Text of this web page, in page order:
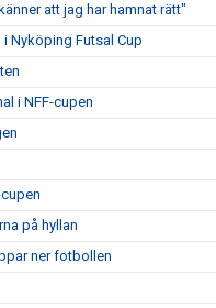
att jag har hamnat rätt"
Nyköping Futsal Cup
i NFF-cupen
på hyllan
ner fotbollen